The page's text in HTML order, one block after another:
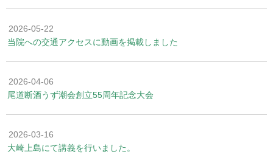
2026-05-22
当院への交通アクセスに動画を掲載しました
2026-04-06
尾道断酒うず潮会創立55周年記念大会
2026-03-16
大崎上島にて講義を行いました。